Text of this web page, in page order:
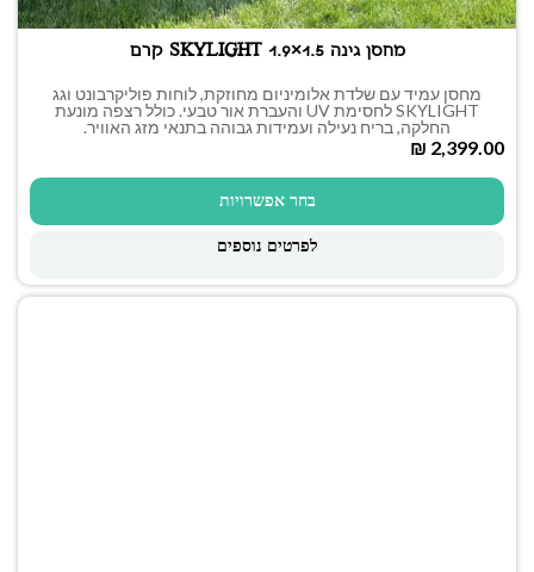
מחסן גינה SKYLIGHT 1.9×1.5 קרם
מחסן עמיד עם שלדת אלומיניום מחוזקת, לוחות פוליקרבונט וגג
SKYLIGHT לחסימת UV והעברת אור טבעי. כולל רצפה מונעת
החלקה, בריח נעילה ועמידות גבוהה בתנאי מזג האוויר.
₪
בחר אפשרויות
לפרטים נוספים